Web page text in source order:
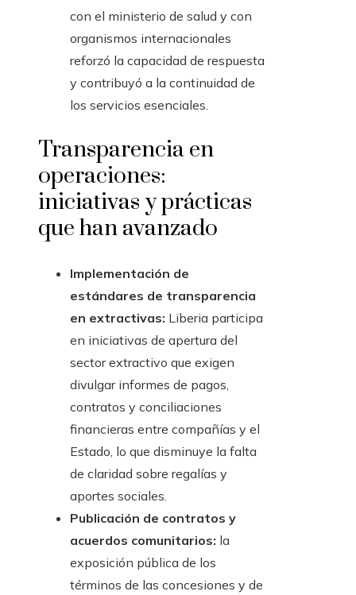
con el ministerio de salud y con
organismos internacionales
reforzó la capacidad de respuesta
y contribuyó a la continuidad de
los servicios esenciales.
Transparencia en
operaciones:
iniciativas y prácticas
que han avanzado
Implementación de
estándares de transparencia
en extractivas: Liberia participa
en iniciativas de apertura del
sector extractivo que exigen
divulgar informes de pagos,
contratos y conciliaciones
financieras entre compañías y el
Estado, lo que disminuye la falta
de claridad sobre regalías y
aportes sociales.
Publicación de contratos y
acuerdos comunitarios: la
exposición pública de los
términos de las concesiones y de